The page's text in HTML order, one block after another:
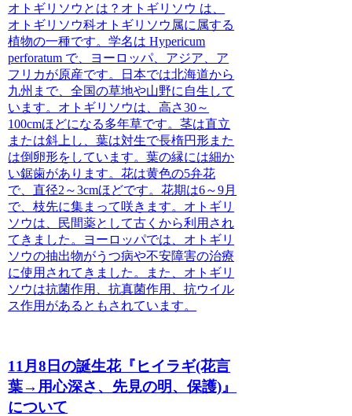
オトギリソウとは？ オトギリソウ は、
オトギリソウ科オトギリソウ属に属する
植物の一種です。学名は Hypericum
perforatum で、ヨーロッパ、アジア、ア
フリカが原産です。日本では北海道から
九州まで、全国の草地や山野に自生して
います。オトギリソウは、高さ30～
100cmほどになる多年草です。茎は直立
または斜上し、葉は対生で長楕円形また
は倒卵形をしています。葉の縁には細か
い鋸歯があります。花は黄色の5弁花
で、直径2～3cmほどです。花期は6～9月
で、枝先に集まって咲きます。オトギリ
ソウは、民間薬として古くから利用され
てきました。ヨーロッパでは、オトギリ
ソウの抽出物がうつ病や不安障害の治療
に使用されてきました。また、オトギリ
ソウは抗菌作用、抗真菌作用、抗ウイル
ス作用があるともされています。
11月8日の誕生花『ヒイラギ(花言
葉→用心深さ、先見の明、保護)』
について